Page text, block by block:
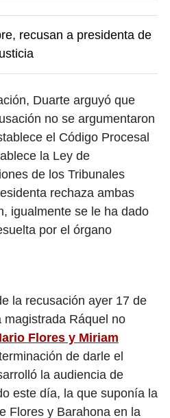
recusan a presidenta de
Duarte arguyó que
no se argumentaron
el Código Procesal
la Ley de
de los Tribunales
rechaza ambas
igualmente se le ha dado
por el órgano
la recusación ayer 17 de
magistrada Ráquel no
Flores y Miriam
de darle el
la audiencia de
este día, la que suponía la
Flores y Barahona en la